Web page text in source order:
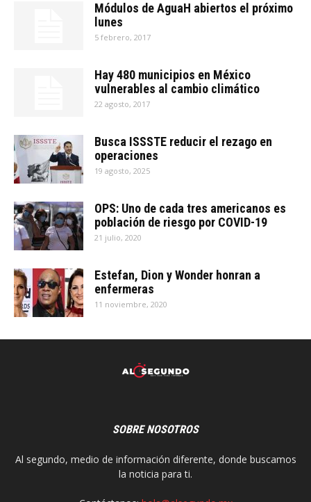
Módulos de AguaH abiertos el próximo
lunes
5 febrero, 2017
Hay 480 municipios en México
vulnerables al cambio climático
22 agosto, 2017
Busca ISSSTE reducir el rezago en
operaciones
19 agosto, 2025
OPS: Uno de cada tres americanos es
población de riesgo por COVID-19
21 julio, 2020
Estefan, Dion y Wonder honran a
enfermeras
11 noviembre, 2020
SOBRE NOSOTROS
Al segundo, medio de información diferente, donde buscamos
la noticia para ti.